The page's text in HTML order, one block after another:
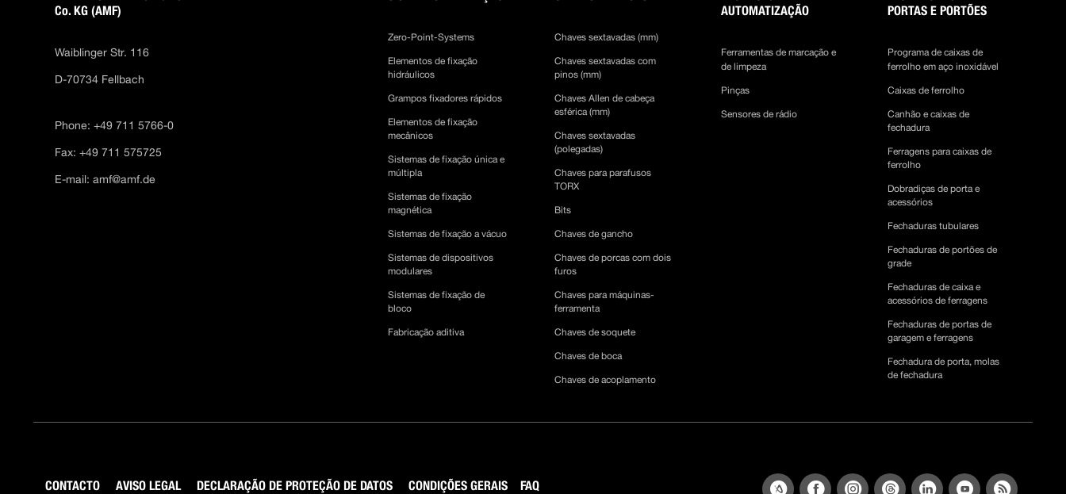
Co. KG (AMF)
Waiblinger Str. 116
D-70734 Fellbach
Phone: +49 711 5766-0
Fax: +49 711 575725
E-mail:amf@amf.de
Zero-Point-Systems
Elementos de fixação
hidráulicos
Grampos fixadores rápidos
Elementos de fixação
mecânicos
Sistemas de fixação única e
múltipla
Sistemas de fixação
magnética
Sistemas de fixação a vácuo
Sistemas de dispositivos
modulares
Sistemas de fixação de
bloco
Fabricação aditiva
Chaves sextavadas (mm)
Chaves sextavadas com
pinos (mm)
Chaves Allen de cabeça
esférica (mm)
Chaves sextavadas
(polegadas)
Chaves para parafusos
TORX
Bits
Chaves de gancho
Chaves de porcas com dois
furos
Chaves para máquinas-
ferramenta
Chaves de soquete
Chaves de boca
Chaves de acoplamento
AUTOMATIZAÇÃO
Ferramentas de marcação e
de limpeza
Pinças
Sensores de rádio
PORTAS E PORTÕES
Programa de caixas de
ferrolho em aço inoxidável
Caixas de ferrolho
Canhão e caixas de
fechadura
Ferragens para caixas de
ferrolho
Dobradiças de porta e
acessórios
Fechaduras tubulares
Fechaduras de portões de
grade
Fechaduras de caixa e
acessórios de ferragens
Fechaduras de portas de
garagem e ferragens
Fechadura de porta, molas
de fechadura
CONTACTO AVISO LEGAL DECLARAÇÃO DE PROTEÇÃO DE DATOS CONDIÇÕES GERAIS FAQ